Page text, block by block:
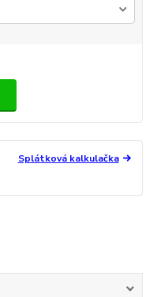
Splátková kalkulačka